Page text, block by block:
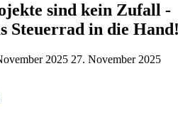
sind kein Zufall -
Steuerrad in die Hand!
2025 27. November 2025